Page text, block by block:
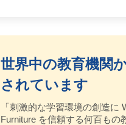
世界中の教育機関
されています
「刺激的な学習環境の創造に
Furniture を信頼する何百もの